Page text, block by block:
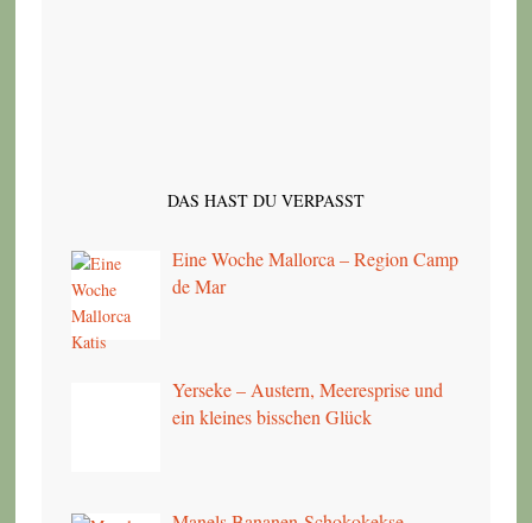
DAS HAST DU VERPASST
Eine Woche Mallorca – Region Camp
de Mar
Yerseke – Austern, Meeresprise und
ein kleines bisschen Glück